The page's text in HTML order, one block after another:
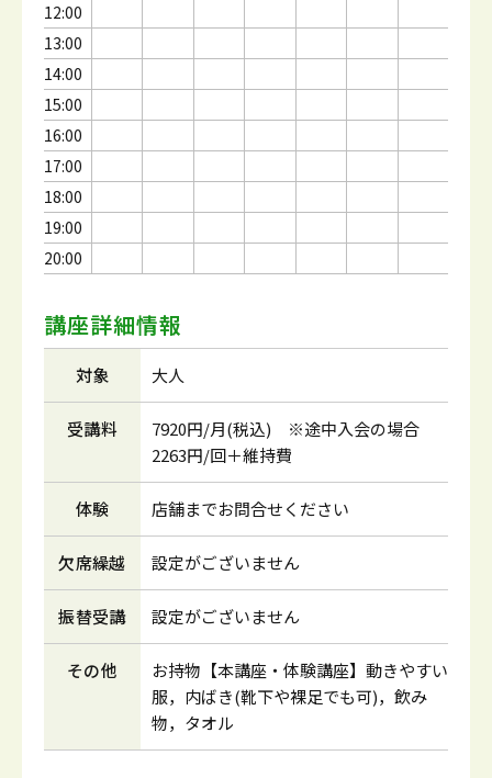
12:00
13:00
14:00
15:00
16:00
17:00
18:00
19:00
20:00
講座詳細情報
対象 大人
受講料
7920円/月(税込) ※途中入会の場合
2263円/回＋維持費
体験 店舗までお問合せください
欠席繰越 設定がございません
振替受講 設定がございません
その他
お持物【本講座・体験講座】動きやすい
服，内ばき(靴下や裸足でも可)，飲み
物，タオル